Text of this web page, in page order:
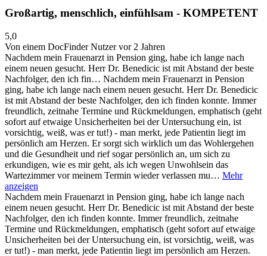
Großartig, menschlich, einfühlsam - KOMPETENT
5,0
Von einem DocFinder Nutzervor 2 Jahren
Nachdem mein Frauenarzt in Pension ging, habe ich lange nach
einem neuen gesucht. Herr Dr. Benedicic ist mit Abstand der beste
Nachfolger, den ich fin… Nachdem mein Frauenarzt in Pension
ging, habe ich lange nach einem neuen gesucht. Herr Dr. Benedicic
ist mit Abstand der beste Nachfolger, den ich finden konnte. Immer
freundlich, zeitnahe Termine und Rückmeldungen, emphatisch (geht
sofort auf etwaige Unsicherheiten bei der Untersuchung ein, ist
vorsichtig, weiß, was er tut!) - man merkt, jede Patientin liegt im
persönlich am Herzen. Er sorgt sich wirklich um das Wohlergehen
und die Gesundheit und rief sogar persönlich an, um sich zu
erkundigen, wie es mir geht, als ich wegen Unwohlsein das
Wartezimmer vor meinem Termin wieder verlassen mu… Mehr
anzeigen
Nachdem mein Frauenarzt in Pension ging, habe ich lange nach
einem neuen gesucht. Herr Dr. Benedicic ist mit Abstand der beste
Nachfolger, den ich finden konnte. Immer freundlich, zeitnahe
Termine und Rückmeldungen, emphatisch (geht sofort auf etwaige
Unsicherheiten bei der Untersuchung ein, ist vorsichtig, weiß, was
er tut!) - man merkt, jede Patientin liegt im persönlich am Herzen.